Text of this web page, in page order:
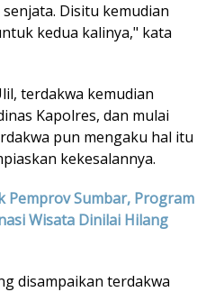
Disitu kemudian
kedua kalinya," kata
terdakwa kemudian
Kapolres, dan mulai
pun mengaku hal itu
kekesalannya.
Pemprov Sumbar, Program
Wisata Dinilai Hilang
disampaikan terdakwa